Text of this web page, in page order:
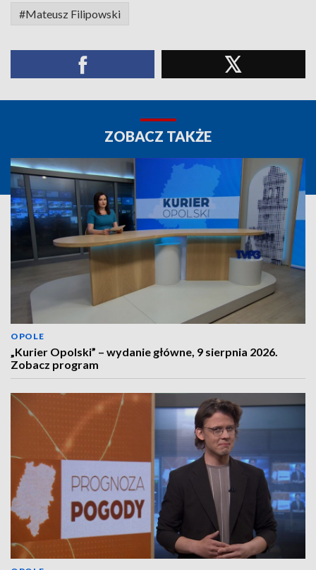
#Mateusz Filipowski
ZOBACZ TAKŻE
OPOLE
„Kurier Opolski” – wydanie główne, 9 sierpnia 2026.
Zobacz program